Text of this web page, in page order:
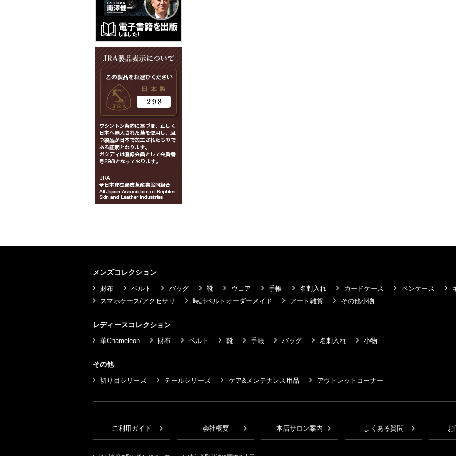
メンズコレクション
財布 ベルト バッグ 靴 ウェア 手帳 名刺入れ カードケース ペンケース
スマホケース/アクセサリ
時計ベルトオーダーメイド アート雑貨 その他小物
レディースコレクション
華Chameleon 財布 ベルト 靴 手帳 バッグ 名刺入れ 小物
その他
切り目シリーズ テールシリーズ ケア&メンテナンス用品 アウトレットコーナー
ご利用ガイド 会社概要 本店サロン案内 よくある質問